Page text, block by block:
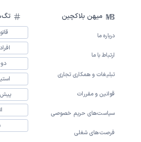
میهن بلاکچین
درباره ما
ارتباط با ما
تبلیغات و همکاری تجاری
قوانین و مقررات
سیاست‌های حریم خصوصی
فرصت‌های شغلی